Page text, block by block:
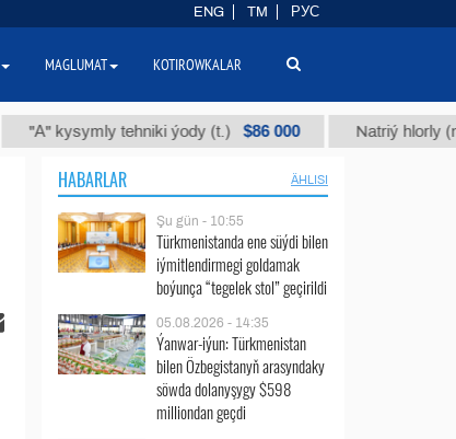
kysymly tehniki ýody (t.) $86 000 Natriý hlorly (nahar
HABARLAR ÄHLISI
Şu gün - 10:55
Türkmenistanda ene süýdi bilen
iýmitlendirmegi goldamak
boýunça “tegelek stol” geçirildi
05.08.2026 - 14:35
Ýanwar-iýun: Türkmenistan
bilen Özbegistanyň arasyndaky
söwda dolanyşygy $598
milliondan geçdi
ENG TM РУС
MAGLUMAT KOTIROWKALAR